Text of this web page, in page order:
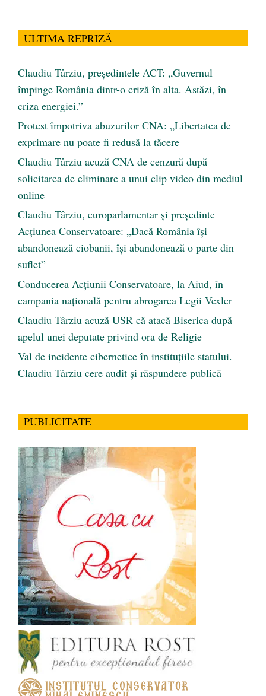
ULTIMA REPRIZĂ
Claudiu Târziu, președintele ACT: „Guvernul
împinge România dintr-o criză în alta. Astăzi, în
criza energiei.”
Protest împotriva abuzurilor CNA: „Libertatea de
exprimare nu poate fi redusă la tăcere
Claudiu Târziu acuză CNA de cenzură după
solicitarea de eliminare a unui clip video din mediul
online
Claudiu Târziu, europarlamentar și președinte
Acțiunea Conservatoare: „Dacă România își
abandonează ciobanii, își abandonează o parte din
suflet”
Conducerea Acțiunii Conservatoare, la Aiud, în
campania națională pentru abrogarea Legii Vexler
Claudiu Târziu acuză USR că atacă Biserica după
apelul unei deputate privind ora de Religie
Val de incidente cibernetice în instituțiile statului.
Claudiu Târziu cere audit și răspundere publică
PUBLICITATE